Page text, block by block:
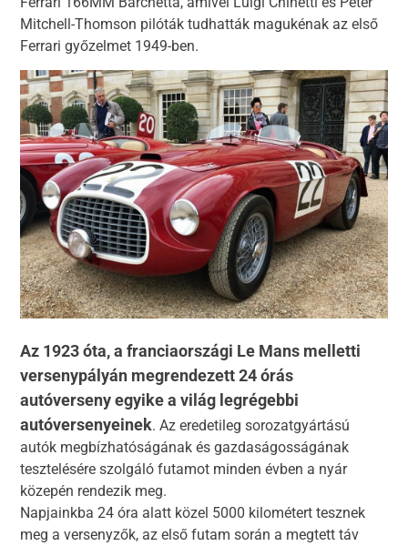
Mitchell-Thomson pilóták tudhatták magukénak az első
Ferrari győzelmet 1949-ben.
Az 1923 óta, a franciaországi Le Mans melletti
versenypályán megrendezett 24 órás
autóverseny egyike a világ legrégebbi
autóversenyeinek. Az eredetileg sorozatgyártású
autók megbízhatóságának és gazdaságosságának
tesztelésére szolgáló futamot minden évben a nyár
közepén rendezik meg.
Napjainkba 24 óra alatt közel 5000 kilométert tesznek
meg a versenyzők, az első futam során a megtett táv